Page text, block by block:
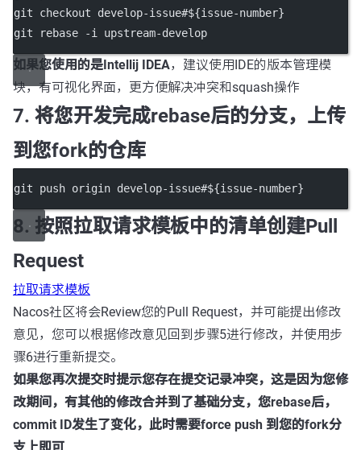
git checkout develop-issue#${issue-number}
git rebase -i upstream-develop
如果您使用的是Intellij IDEA，建议使用IDE的版本管理模
块，有可视化界面，更方便解决冲突和squash操作
7. 将您开发完成rebase后的分支，上传
到您fork的仓库
git push origin develop-issue#${issue-number}
8. 按照拉取请求模板中的清单创建Pull
Request
拉取请求模板
Nacos社区将会Review您的Pull Request，并可能提出修改
意见，您可以根据修改意见回到步骤5进行修改，并使用步
骤6进行重新提交。
如果您再次提交时提示您存在提交记录冲突，这是因为您修
改期间，有其他的修改合并到了基础分支，您rebase后，
commit ID发生了变化，此时需要force push 到您的fork分